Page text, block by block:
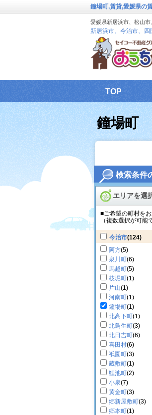
検索条件
エリアを選
■ご希望の町村をお
（複数選択が可能
今治市(124)
阿方(5)
泉川町(6)
馬越町(5)
枝堀町(1)
片山(1)
河南町(1)
鐘場町(1)
北高下町(1)
北鳥生町(3)
北日吉町(6)
喜田村(6)
祇園町(3)
蔵敷町(1)
鯉池町(2)
小泉(7)
黄金町(3)
郷新屋敷町(3)
郷本町(1)
鐘場町,賃貸,愛媛県の
愛媛県新居浜市、松山
新居浜市、今治市、四
TOP
鐘場町